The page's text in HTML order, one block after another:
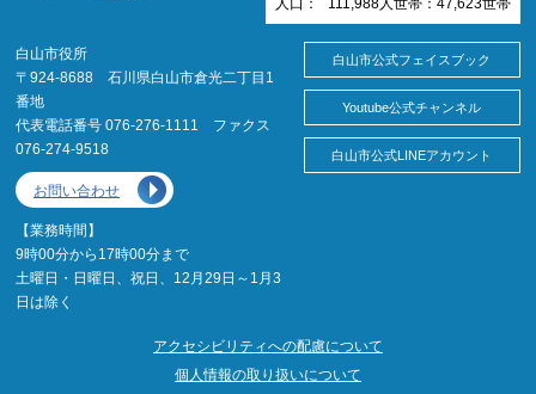
人口： 111,988 人 世帯： 47,623世帯
白山市役所
〒924-8688 石川県白山市倉光二丁目1
番地
代表電話番号 076-276-1111 ファクス
076-274-9518
お問い合わせ
【業務時間】
9時00分から17時00分まで
土曜日・日曜日、祝日、12月29日～1月3
日は除く
白山市公式フェイスブック
Youtube公式チャンネル
白山市公式LINEアカウント
アクセシビリティへの配慮について
個人情報の取り扱いについて